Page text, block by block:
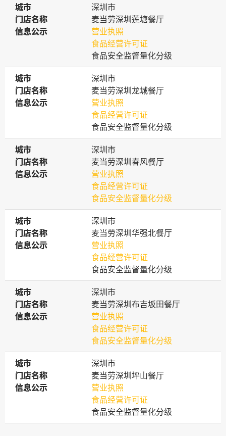
城市
城市
深圳市
门店名称
门店名称
麦当劳深圳莲塘餐厅
信息公示
信息公示
营业执照
食品经营许可证
食品安全监督量化分级
城市
城市
深圳市
门店名称
门店名称
麦当劳深圳龙城餐厅
信息公示
信息公示
营业执照
食品经营许可证
食品安全监督量化分级
城市
城市
深圳市
门店名称
门店名称
麦当劳深圳春风餐厅
信息公示
信息公示
营业执照
食品经营许可证
食品安全监督量化分级
城市
城市
深圳市
门店名称
门店名称
麦当劳深圳华强北餐厅
信息公示
信息公示
营业执照
食品经营许可证
食品安全监督量化分级
城市
城市
深圳市
门店名称
门店名称
麦当劳深圳布吉坂田餐厅
信息公示
信息公示
营业执照
食品经营许可证
食品安全监督量化分级
城市
城市
深圳市
门店名称
门店名称
麦当劳深圳坪山餐厅
信息公示
信息公示
营业执照
食品经营许可证
食品安全监督量化分级